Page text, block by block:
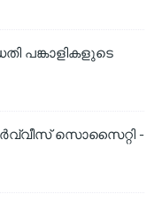
പങ്കാളികളുടെ
സൊസൈറ്റി -